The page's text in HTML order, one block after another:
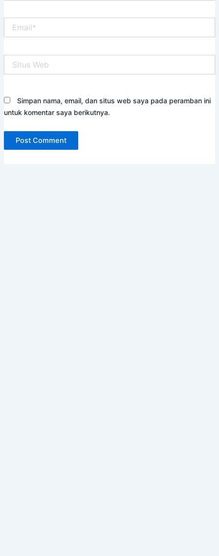
Web
Simpan nama, email, dan situs web saya pada peramban ini
untuk komentar saya berikutnya.